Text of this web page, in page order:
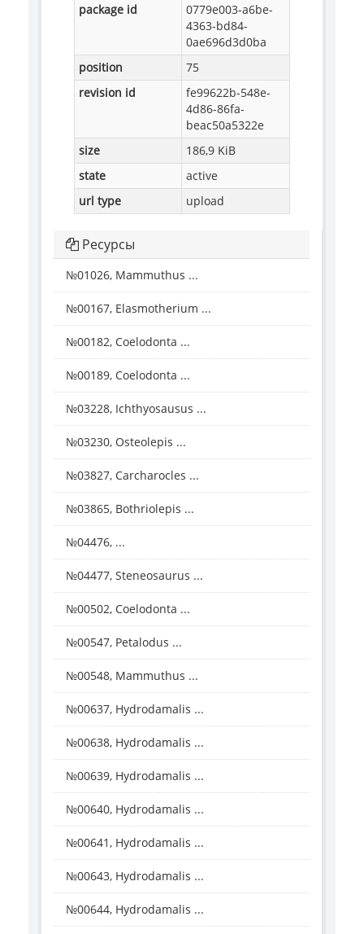
package id
0779e003-a6be-
4363-bd84-
0ae696d3d0ba
position
75
revision id
fe99622b-548e-
4d86-86fa-
beac50a5322e
size
186,9 KiB
state
active
url type
upload
Ресурсы
№01026, Mammuthus ...
№00167, Elasmotherium ...
№00182, Coelodonta ...
№00189, Coelodonta ...
№03228, Ichthyosausus ...
№03230, Osteolepis ...
№03827, Carcharocles ...
№03865, Bothriolepis ...
№04476, ...
№04477, Steneosaurus ...
№00502, Coelodonta ...
№00547, Petalodus ...
№00548, Mammuthus ...
№00637, Hydrodamalis ...
№00638, Hydrodamalis ...
№00639, Hydrodamalis ...
№00640, Hydrodamalis ...
№00641, Hydrodamalis ...
№00643, Hydrodamalis ...
№00644, Hydrodamalis ...